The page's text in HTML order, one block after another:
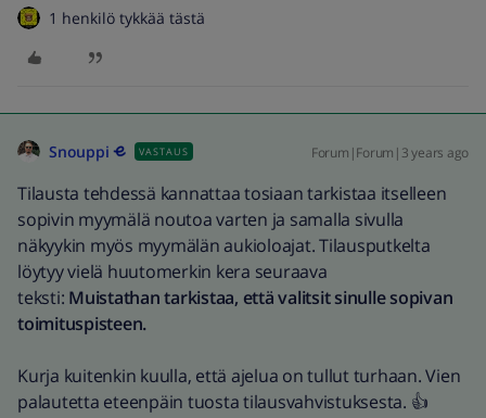
1 henkilö tykkää tästä
Snouppi VASTAUS Forum|Forum|3 years ago
Tilausta tehdessä kannattaa tosiaan tarkistaa itselleen
sopivin myymälä noutoa varten ja samalla sivulla
näkyykin myös myymälän aukioloajat. Tilausputkelta
löytyy vielä huutomerkin kera seuraava
teksti: Muistathan tarkistaa, että valitsit sinulle sopivan
toimituspisteen.
Kurja kuitenkin kuulla, että ajelua on tullut turhaan. Vien
palautetta eteenpäin tuosta tilausvahvistuksesta. 👍